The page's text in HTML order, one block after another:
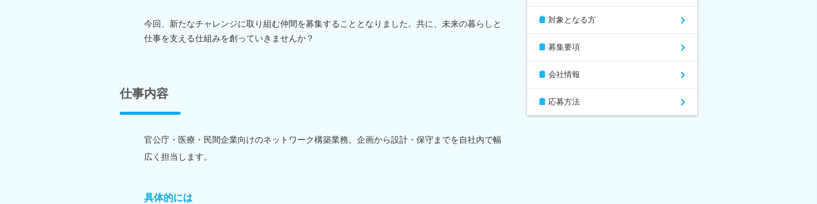
今回、新たなチャレンジに取り組む仲間を募集することとなりました。共に、未来の暮らしと
仕事を支える仕組みを創っていきませんか？
仕事内容
官公庁・医療・民間企業向けのネットワーク構築業務。企画から設計・保守までを自社内で幅
広く担当します。
具体的には
対象となる方
募集要項
会社情報
応募方法